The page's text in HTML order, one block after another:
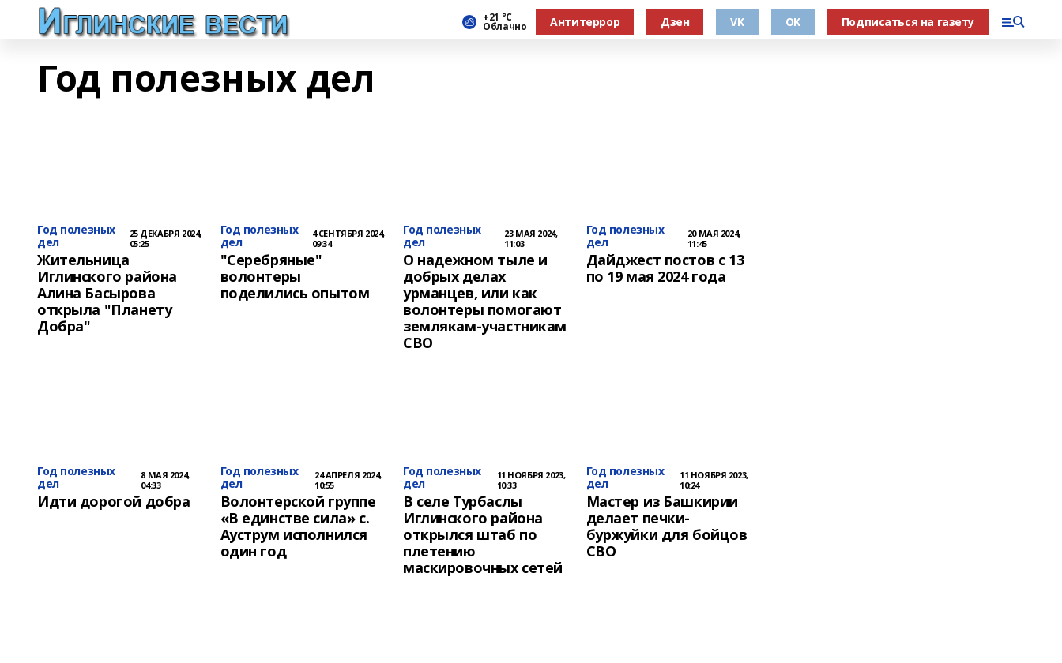
+21 °С
Облачно Антитеррор Дзен VK OK Подписаться на газету
Год полезных дел
Год полезных
дел
25 ДЕКАБРЯ 2024,
05:25
Жительница
Иглинского района
Алина Басырова
открыла "Планету
Добра"
Год полезных
дел
4 СЕНТЯБРЯ 2024,
09:34
"Серебряные"
волонтеры
поделились опытом
Год полезных
дел
23 МАЯ 2024,
11:03
О надежном тыле и
добрых делах
урманцев, или как
волонтеры помогают
землякам-участникам
СВО
Год полезных
дел
20 МАЯ 2024,
11:45
Дайджест постов с 13
по 19 мая 2024 года
Год полезных
дел
8 МАЯ 2024,
04:33
Идти дорогой добра
Год полезных
дел
24 АПРЕЛЯ 2024,
10:55
Волонтерской группе
«В единстве сила» с.
Ауструм исполнился
один год
Год полезных
дел
11 НОЯБРЯ 2023,
10:33
В селе Турбаслы
Иглинского района
открылся штаб по
плетению
маскировочных сетей
Год полезных
дел
11 НОЯБРЯ 2023,
10:24
Мастер из Башкирии
делает печки-
буржуйки для бойцов
СВО